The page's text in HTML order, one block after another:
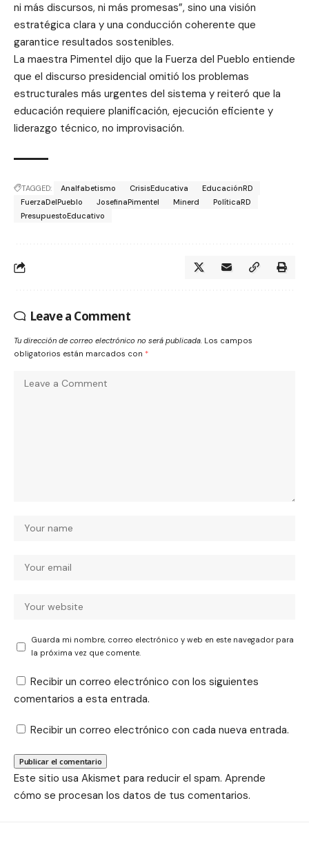
ni más discursos, ni más promesas”, sino una visión
estratégica clara y una conducción coherente que
garantice resultados sostenibles.
La maestra Pimentel dijo que la Fuerza del Pueblo entiende
que el discurso presidencial omitió los problemas
estructurales más urgentes del sistema y reiteró que la
educación requiere planificación, ejecución eficiente y
liderazgo técnico, no improvisación.
TAGGED: Analfabetismo CrisisEducativa
EducaciónRD
FuerzaDelPueblo
JosefinaPimentel Minerd
PolíticaRD
PresupuestoEducativo
Leave a Comment
Tu dirección de correo electrónico no será publicada. Los campos
obligatorios están marcados con *
Guarda mi nombre, correo electrónico y web en este navegador para
la próxima vez que comente.
Recibir un correo electrónico con los siguientes
comentarios a esta entrada.
Recibir un correo electrónico con cada nueva entrada.
Este sitio usa Akismet para reducir el spam. Aprende
cómo se procesan los datos de tus comentarios.